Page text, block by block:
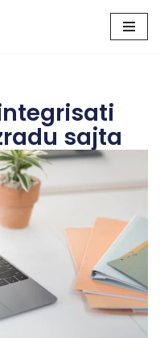
sajta